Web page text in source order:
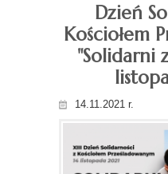
Dzień
Kościołem
"Solidarni
14.11.2021 r.